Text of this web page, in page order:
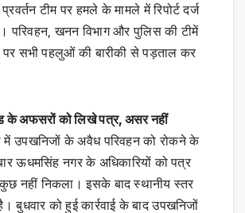
टीम पर हमले के मामले में रिपोर्ट दर्ज
परिवहन, खनन विभाग और पुलिस की टीमें
सभी पहलुओं की बारीकी से पड़ताल कर
के अफसरों को लिखे पत्र, असर नहीं
में उपखनिजों के अवैध परिवहन को रोकने के
ऊधमसिंह नगर के अधिकारियों को पत्र
नहीं निकला। इसके बाद स्थानीय स्तर
बुधवार को हुई कार्रवाई के बाद उपखनिजों